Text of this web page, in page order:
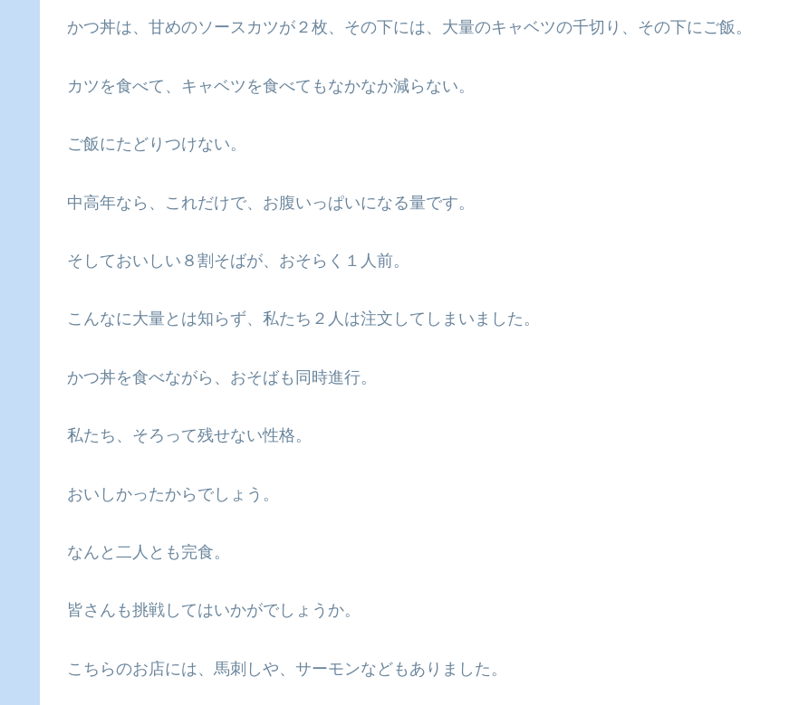
かつ丼は、甘めのソースカツが２枚、その下には、大量のキャベツの千切り、その下にご飯。
カツを食べて、キャベツを食べてもなかなか減らない。
ご飯にたどりつけない。
中高年なら、これだけで、お腹いっぱいになる量です。
そしておいしい８割そばが、おそらく１人前。
こんなに大量とは知らず、私たち２人は注文してしまいました。
かつ丼を食べながら、おそばも同時進行。
私たち、そろって残せない性格。
おいしかったからでしょう。
なんと二人とも完食。
皆さんも挑戦してはいかがでしょうか。
こちらのお店には、馬刺しや、サーモンなどもありました。